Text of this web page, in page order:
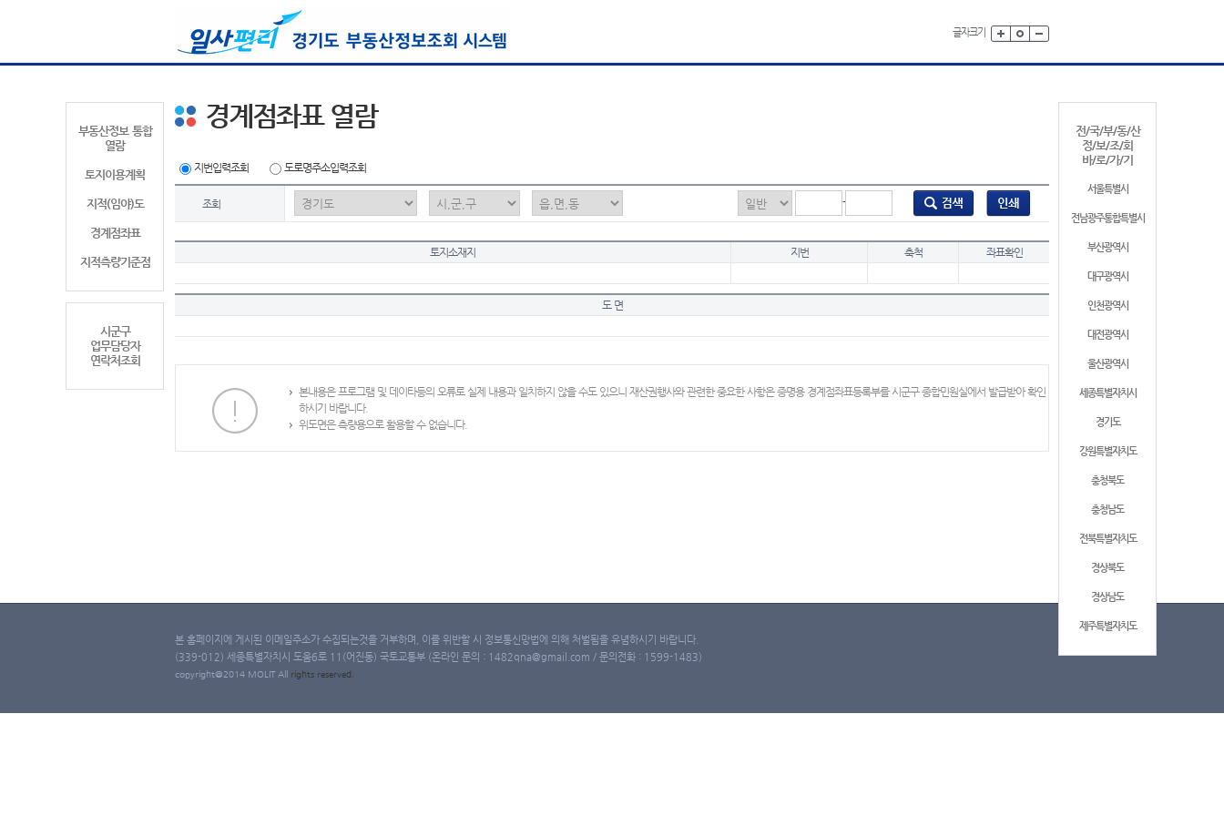
글자크기
부동산정보 통합
열람
토지이용계획
지적(임야)도
경계점좌표
지적측량기준점
시군구
업무담당자
연락처조회
전/국/부/동/산
정/보/조/회
바/로/가/기
서울특별시
전남광주통합특별시
부산광역시
대구광역시
인천광역시
대전광역시
울산광역시
세종특별자치시
경기도
강원특별자치도
충청북도
충청남도
전북특별자치도
경상북도
경상남도
제주특별자치도
경계점좌표 열람
지번입력조회 도로명주소입력조회
조회 -
토지소재지 지번 축척 좌표확인
도 면
본내용은 프로그램 및 데이타등의 오류로 실제 내용과 일치하지 않을 수도 있으니 재산권행사와 관련한 중요한 사항은 증명용 경계점좌표등록부를 시군구 종합민원실에서 발급받아 확인
하시기 바랍니다.
위도면은 측량용으로 활용할 수 없습니다.
본 홈페이지에 게시된 이메일주소가 수집되는것을 거부하며, 이를 위반할 시 정보통신망법에 의해 처벌됨을 유념하시기 바랍니다.
(339-012) 세종특별자치시 도움6로 11(어진동) 국토교통부 (온라인 문의 : 1482qna@gmail.com / 문의전화 : 1599-1483)
copyright@2014 MOLIT All rights reserved.